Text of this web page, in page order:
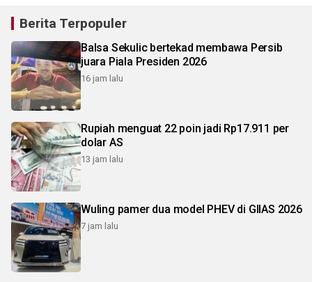
Berita Terpopuler
Balsa Sekulic bertekad membawa Persib
juara Piala Presiden 2026
16 jam lalu
Rupiah menguat 22 poin jadi Rp17.911 per
dolar AS
13 jam lalu
Wuling pamer dua model PHEV di GIIAS 2026
7 jam lalu